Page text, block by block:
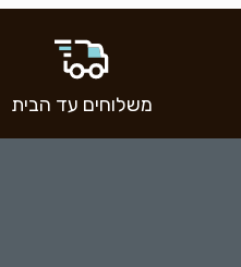
משלוחים עד הבית